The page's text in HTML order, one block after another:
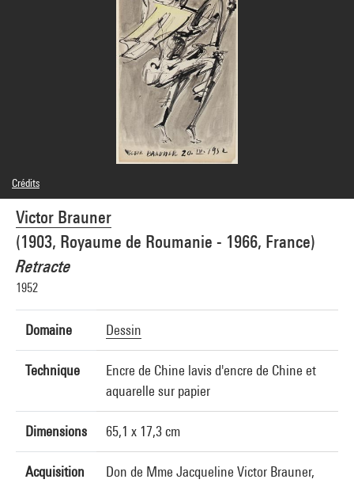
Victor Brauner
(1903, Royaume de Roumanie - 1966, France)
Retracte
1952
Domaine Dessin
Technique
Encre de Chine lavis d'encre de Chine et
aquarelle sur papier
Dimensions 65,1 x 17,3 cm
Acquisition
Don de Mme Jacqueline Victor Brauner,
Crédits
© Adagp, Paris
Crédit photographique : Centre Pompidou, MNAM-CCI/Philippe Migeat/Dist.
GrandPalaisRmn
Réf. image : 4N79118
Diffusion image :